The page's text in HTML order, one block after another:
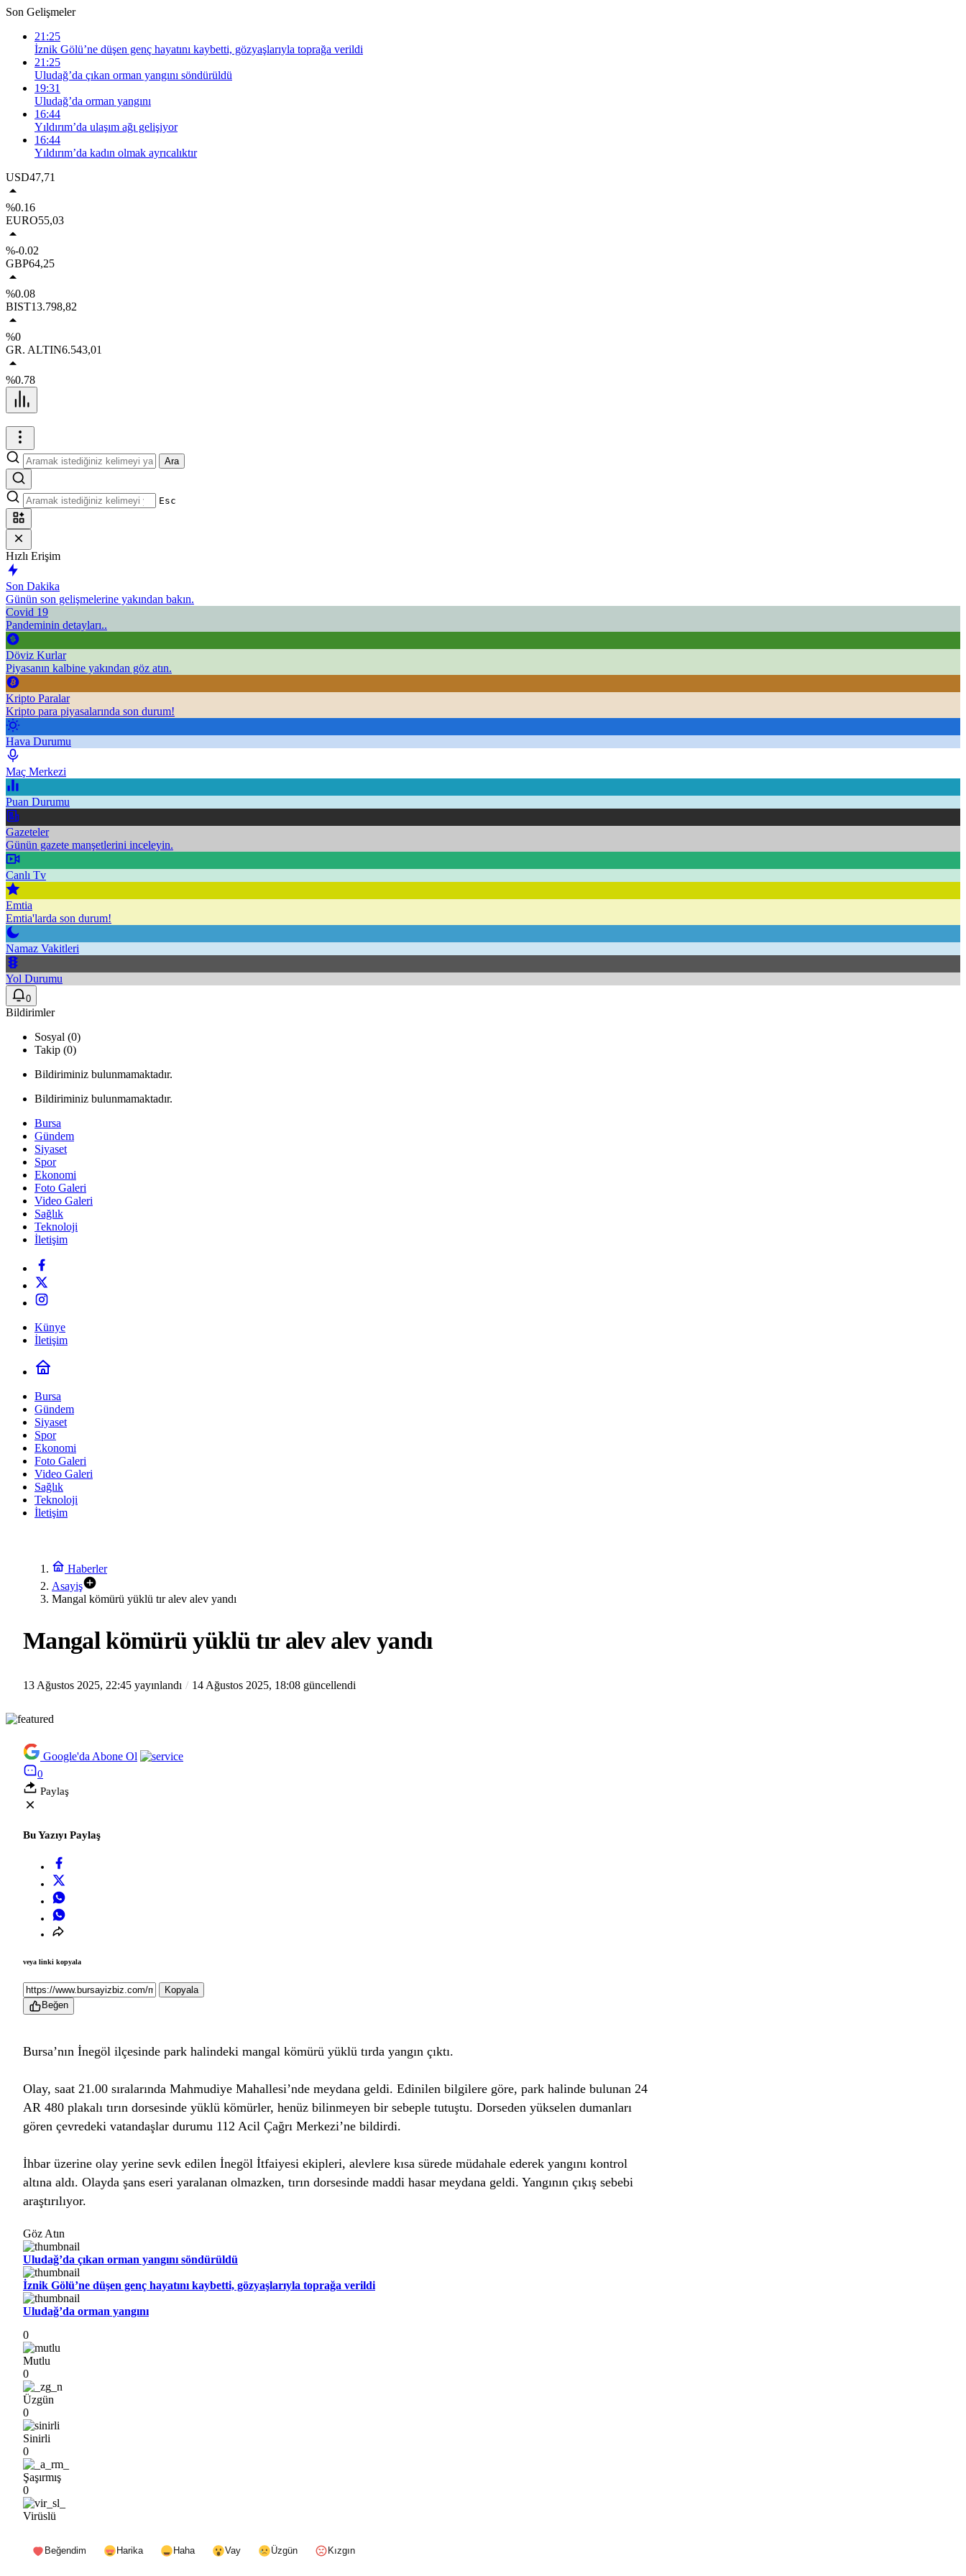
Son Gelişmeler
21:25
İznik Gölü’ne düşen genç hayatını kaybetti, gözyaşlarıyla toprağa verildi
21:25
Uludağ’da çıkan orman yangını söndürüldü
19:31
Uludağ’da orman yangını
16:44
Yıldırım’da ulaşım ağı gelişiyor
16:44
Yıldırım’da kadın olmak ayrıcalıktır
USD47,71
%0.16
EURO55,03
%-0.02
GBP64,25
%0.08
BIST13.798,82
%0
GR. ALTIN6.543,01
%0.78
Ara
Esc
Hızlı Erişim
Son Dakika
Günün son gelişmelerine yakından bakın.
Covid 19
Pandeminin detayları..
Döviz Kurlar
Piyasanın kalbine yakından göz atın.
Kripto Paralar
Kripto para piyasalarında son durum!
Hava Durumu
Maç Merkezi
Puan Durumu
Gazeteler
Günün gazete manşetlerini inceleyin.
Canlı Tv
Emtia
Emtia'larda son durum!
Namaz Vakitleri
Yol Durumu
0
Bildirimler
Sosyal (0)
Takip (0)
Bildiriminiz bulunmamaktadır.
Bildiriminiz bulunmamaktadır.
Bursa
Gündem
Siyaset
Spor
Ekonomi
Foto Galeri
Video Galeri
Sağlık
Teknoloji
İletişim
Künye
İletişim
Bursa
Gündem
Siyaset
Spor
Ekonomi
Foto Galeri
Video Galeri
Sağlık
Teknoloji
İletişim
Haberler
Asayiş
Mangal kömürü yüklü tır alev alev yandı
Mangal kömürü yüklü tır alev alev yandı
13 Ağustos 2025, 22:45 yayınlandı 14 Ağustos 2025, 18:08 güncellendi
Google'da Abone Ol
0
Paylaş
Bu Yazıyı Paylaş
veya linki kopyala
Kopyala
Beğen
Bursa’nın İnegöl ilçesinde park halindeki mangal kömürü yüklü tırda yangın çıktı.
Olay, saat 21.00 sıralarında Mahmudiye Mahallesi’nde meydana geldi. Edinilen bilgilere göre, park halinde bulunan 24
AR 480 plakalı tırın dorsesinde yüklü kömürler, henüz bilinmeyen bir sebeple tutuştu. Dorseden yükselen dumanları
gören çevredeki vatandaşlar durumu 112 Acil Çağrı Merkezi’ne bildirdi.
İhbar üzerine olay yerine sevk edilen İnegöl İtfaiyesi ekipleri, alevlere kısa sürede müdahale ederek yangını kontrol
altına aldı. Olayda şans eseri yaralanan olmazken, tırın dorsesinde maddi hasar meydana geldi. Yangının çıkış sebebi
araştırılıyor.
Göz Atın
Uludağ’da çıkan orman yangını söndürüldü
İznik Gölü’ne düşen genç hayatını kaybetti, gözyaşlarıyla toprağa verildi
Uludağ’da orman yangını
0
Mutlu
0
Üzgün
0
Sinirli
0
Şaşırmış
0
Virüslü
Beğendim Harika Haha Vay Üzgün Kızgın